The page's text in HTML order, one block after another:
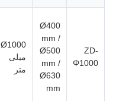
همه موارد
ZD-
Φ1000
Ø400
mm /
Ø500
mm /
Ø630
mm
Ø1000
میلی
متر